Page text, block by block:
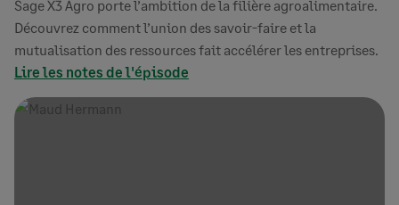
Sage X3 Agro porte l’ambition de la filière agroalimentaire.
Découvrez comment l’union des savoir-faire et la
mutualisation des ressources fait accélérer les entreprises.
Lire les notes de l'épisode